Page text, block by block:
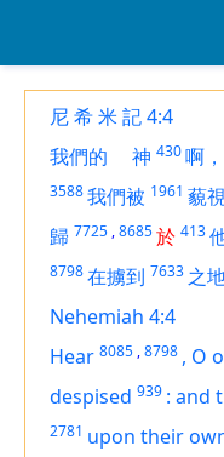
尼 希 米 記 4:4
我們的
神 430啊，
3588我們被 1961 藐
歸 7725 ,8685於 413
8798在擄到 7633 之
Nehemiah 4:4
Hear 8085 ,8798 , O
despised 939 : and
2781 upon their